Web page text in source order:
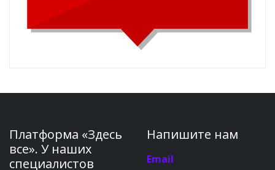
Платформа «Здесь
все». У наших
специалистов
Напишите нам
Email